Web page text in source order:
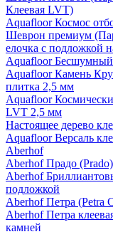
Клеевая LVT)
Aquafloor Космос
Шеврон премиум
елочка с подложкой
Aquafloor Бесшумный
Aquafloor Камень
плитка 2,5 мм
Aquafloor
LVT 2,5 мм
Настоящее дерево
Aquafloor Версаль
Aberhof
Aberhof Прадо
Aberhof
подложкой
Aberhof Петра (Petra
Aberhof Петра
камней